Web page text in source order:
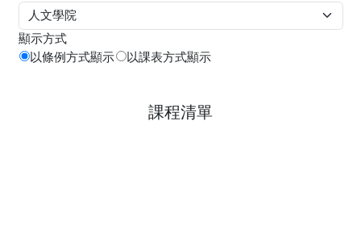
顯示方式
以條例方式顯示
以課表方式顯示
課程清單